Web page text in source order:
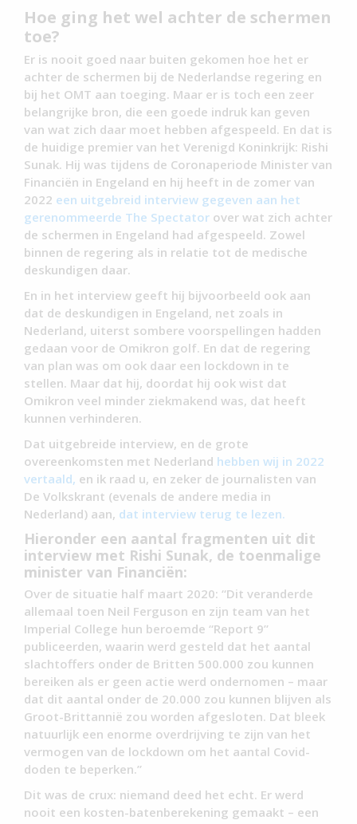
Hoe ging het wel achter de schermen
toe?
Er is nooit goed naar buiten gekomen hoe het er
achter de schermen bij de Nederlandse regering en
bij het OMT aan toeging. Maar er is toch een zeer
belangrijke bron, die een goede indruk kan geven
van wat zich daar moet hebben afgespeeld. En dat is
de huidige premier van het Verenigd Koninkrijk: Rishi
Sunak. Hij was tijdens de Coronaperiode Minister van
Financiën in Engeland en hij heeft in de zomer van
2022 een uitgebreid interview gegeven aan het
gerenommeerde The Spectator over wat zich achter
de schermen in Engeland had afgespeeld. Zowel
binnen de regering als in relatie tot de medische
deskundigen daar.
En in het interview geeft hij bijvoorbeeld ook aan
dat de deskundigen in Engeland, net zoals in
Nederland, uiterst sombere voorspellingen hadden
gedaan voor de Omikron golf. En dat de regering
van plan was om ook daar een lockdown in te
stellen. Maar dat hij, doordat hij ook wist dat
Omikron veel minder ziekmakend was, dat heeft
kunnen verhinderen.
Dat uitgebreide interview, en de grote
overeenkomsten met Nederland hebben wij in 2022
vertaald, en ik raad u, en zeker de journalisten van
De Volkskrant (evenals de andere media in
Nederland) aan, dat interview terug te lezen.
Hieronder een aantal fragmenten uit dit
interview met Rishi Sunak, de toenmalige
minister van Financiën:
Over de situatie half maart 2020: “Dit veranderde
allemaal toen Neil Ferguson en zijn team van het
Imperial College hun beroemde “Report 9”
publiceerden, waarin werd gesteld dat het aantal
slachtoffers onder de Britten 500.000 zou kunnen
bereiken als er geen actie werd ondernomen – maar
dat dit aantal onder de 20.000 zou kunnen blijven als
Groot-Brittannië zou worden afgesloten. Dat bleek
natuurlijk een enorme overdrijving te zijn van het
vermogen van de lockdown om het aantal Covid-
doden te beperken.”
Dit was de crux: niemand deed het echt. Er werd
nooit een kosten-batenberekening gemaakt – een